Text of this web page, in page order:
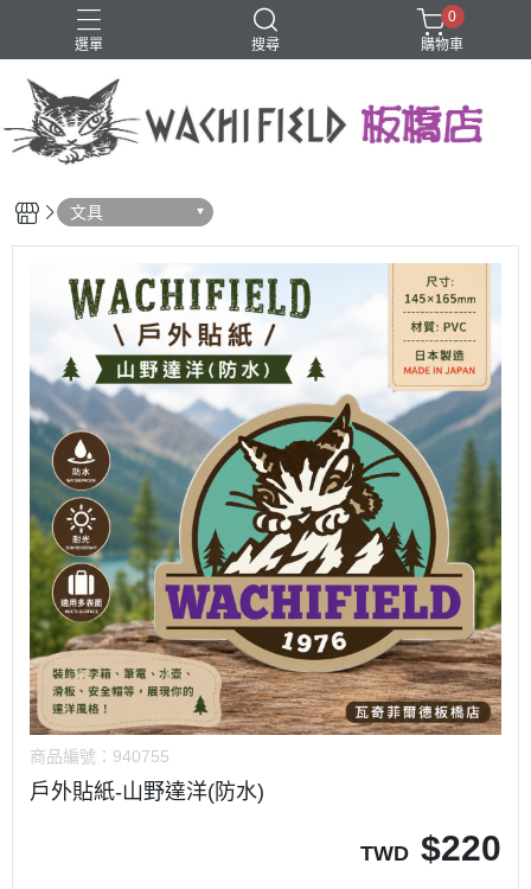
選單 搜尋
鑰匙圈
0
購物車
文具
商品編號： 940755
戶外貼紙-山野達洋(防水)
TWD $220